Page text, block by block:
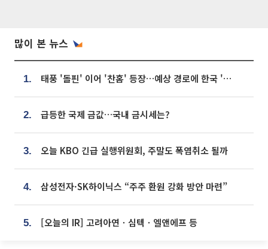
많이 본 뉴스
1. 태풍 '돌핀' 이어 '찬홈' 등장…예상 경로에 한국 '한숨'
2. 급등한 국제 금값…국내 금시세는?
3. 오늘 KBO 긴급 실행위원회, 주말도 폭염취소 될까
4. 삼성전자·SK하이닉스 “주주 환원 강화 방안 마련”
5. [오늘의 IR] 고려아연ㆍ심텍ㆍ엘앤에프 등